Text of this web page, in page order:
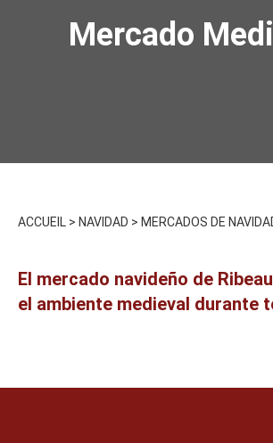
Mercado
ACCUEIL > NAVIDAD > MERCADOS DE
El mercado navideño de
el ambiente medieval durante